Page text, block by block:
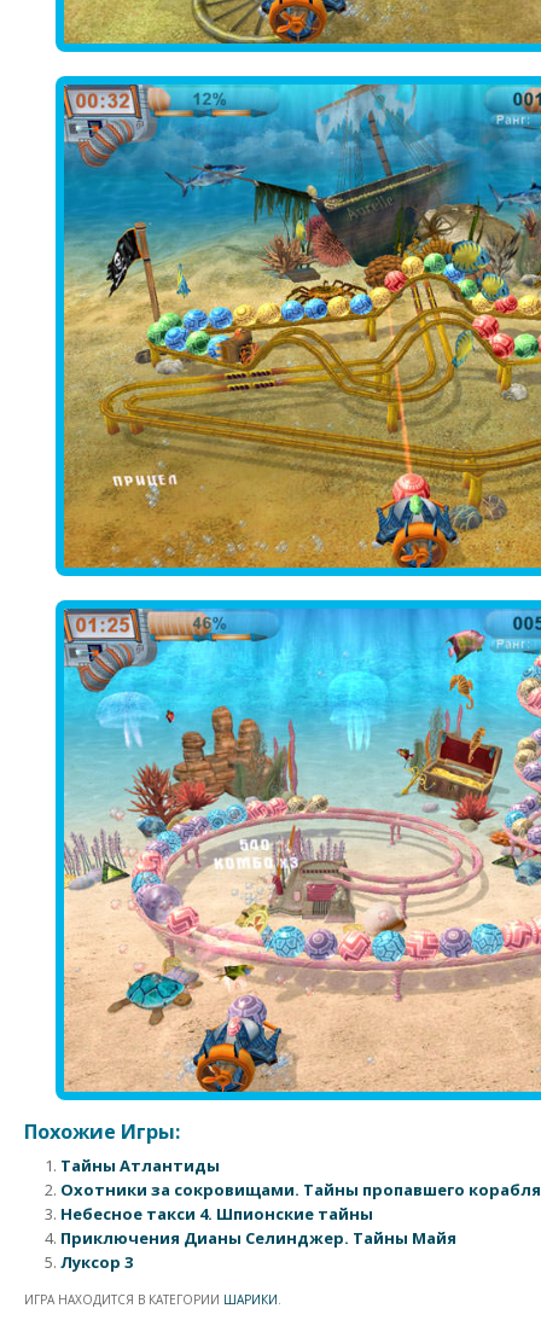
Похожие Игры:
Тайны Атлантиды
Охотники за сокровищами. Тайны пропавшего корабля
Небесное такси 4. Шпионские тайны
Приключения Дианы Селинджер. Тайны Майя
Луксор 3
ИГРА НАХОДИТСЯ В КАТЕГОРИИ ШАРИКИ.